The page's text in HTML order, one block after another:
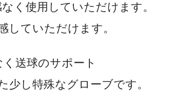
く使用していただけます。
していただけます。
送球のサポート
少し特殊なグローブです。